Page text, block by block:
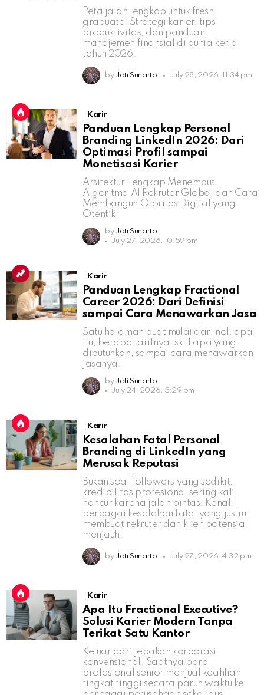
Peta jalan lengkap untuk fresh
graduate: Strategi karier, tips
produktivitas, dan panduan
manajemen finansial di dunia kerja
tahun 2026.
by Jati Sunarto July 28, 2026, 11:34 pm
Karir
Panduan Lengkap Personal
Branding LinkedIn 2026: Dari
Optimasi Profil sampai
Monetisasi Karier
Arsitektur Lengkap Menembus
Algoritma AI Rekruter Global dan Cara
Membangun Otoritas Digital yang
Otentik
by Jati Sunarto
July 27, 2026, 10:59 pm
Karir
Panduan Lengkap Fractional
Career 2026: Dari Definisi
sampai Cara Menawarkan Jasa
Satu halaman buat mulai dari nol: apa
itu, berapa tarifnya, skill apa yang
dibutuhkan, sampai cara menawarkan
jasanya.
by Jati Sunarto
July 24, 2026, 5:29 pm
Karir
Kesalahan Fatal Personal
Branding di LinkedIn yang
Merusak Reputasi
Bukan soal followers yang sedikit,
kredibilitas profesional sering kali
hancur karena jalan pintas. Kenali
berbagai kesalahan fatal yang justru
membuat rekruter dan klien potensial
menjauh.
by Jati Sunarto July 27, 2026, 4:32 pm
Karir
Apa Itu Fractional Executive?
Solusi Karier Modern Tanpa
Terikat Satu Kantor
Keluar dari jebakan korporasi
konvensional. Saatnya para
profesional senior menjual keahlian
tingkat tinggi secara paruh waktu ke